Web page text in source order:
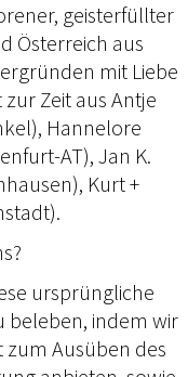
geisterfüllter
Österreich aus
mit Liebe
Zeit aus Antje
Hannelore
AT), Jan K.
Kurt +
ursprüngliche
beleben, indem wir
zum Ausüben des